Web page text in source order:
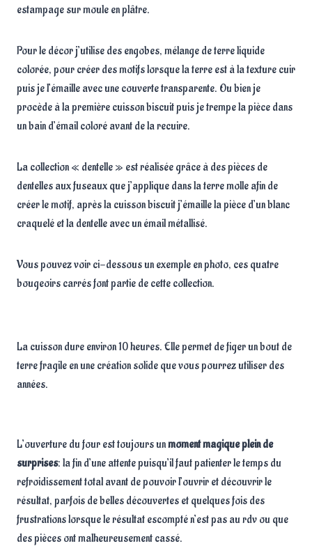
estampage sur moule en plâtre.
Pour le décor j’utilise des engobes, mélange de terre liquide
colorée, pour créer des motifs lorsque la terre est à la texture cuir
puis je l’émaille avec une couverte transparente. Ou bien je
procède à la première cuisson biscuit puis je trempe la pièce dans
un bain d’émail coloré avant de la recuire.
La collection « dentelle » est réalisée grâce à des pièces de
dentelles aux fuseaux que j’applique dans la terre molle afin de
créer le motif, après la cuisson biscuit j’émaille la pièce d’un blanc
craquelé et la dentelle avec un émail métallisé.
Vous pouvez voir ci-dessous un exemple en photo, ces quatre
bougeoirs carrés font partie de cette collection.
La cuisson dure environ 10 heures. Elle permet de figer un bout de
terre fragile en une création solide que vous pourrez utiliser des
années.
L’ouverture du four est toujours unmoment magique plein de
surprises: la fin d’une attente puisqu’il faut patienter le temps du
refroidissement total avant de pouvoir l’ouvrir et découvrir le
résultat, parfois de belles découvertes et quelques fois des
frustrations lorsque le résultat escompté n’est pas au rdv ou que
des pièces ont malheureusement cassé.